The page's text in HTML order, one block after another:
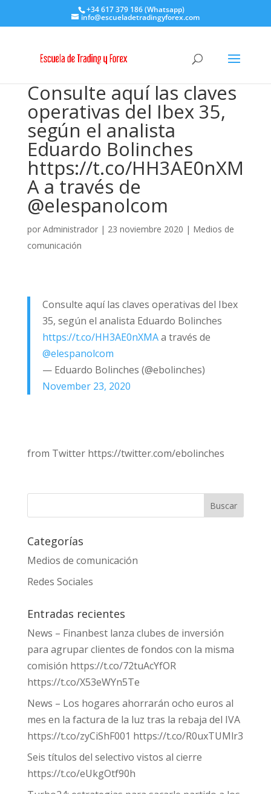
+34 617 379 186 (Whatsapp)
info@escueladetradingyforex.com
Consulte aquí las claves
operativas del Ibex 35,
según el analista
Eduardo Bolinches
https://t.co/HH3AE0nXM
A a través de
@elespanolcom
por Administrador| 23 noviembre 2020 | Medios de
comunicación
Consulte aquí las claves operativas del Ibex
35, según el analista Eduardo Bolinches
https://t.co/HH3AE0nXMAa través de
@elespanolcom
— Eduardo Bolinches (@ebolinches)
November 23, 2020
from Twitter https://twitter.com/ebolinches
Categorías
Medios de comunicación
Redes Sociales
Entradas recientes
News – Finanbest lanza clubes de inversión
para agrupar clientes de fondos con la misma
comisión https://t.co/72tuAcYfOR
https://t.co/X53eWYn5Te
News – Los hogares ahorrarán ocho euros al
mes en la factura de la luz tras la rebaja del IVA
https://t.co/zyCiShF001 https://t.co/R0uxTUMlr3
Seis títulos del selectivo vistos al cierre
https://t.co/eUkgOtf90h